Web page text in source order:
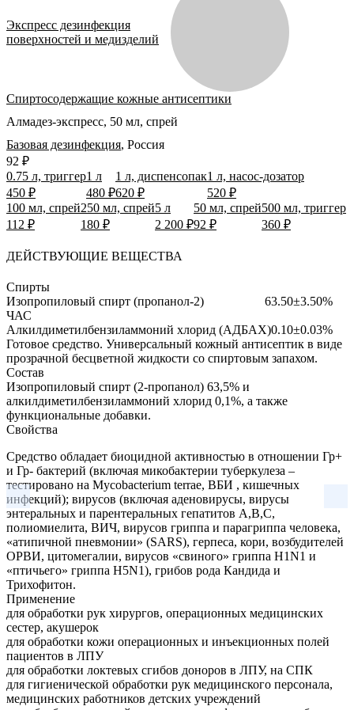
Экспресс дезинфекция
поверхностей и медизделий
Спиртосодержащие кожные антисептики
Алмадез-экспресс, 50 мл, спрей
Базовая дезинфекция, Россия
0.75 л, триггер
450 ₽
1 л
480 ₽
1 л, диспенсопак
620 ₽
1 л, насос-дозатор
520 ₽
100 мл, спрей
112 ₽
250 мл, спрей
180 ₽
5 л
2 200 ₽
50 мл, спрей
92 ₽
500 мл, триггер
360 ₽
ДЕЙСТВУЮЩИЕ ВЕЩЕСТВА
Спирты
Изопропиловый спирт (пропанол-2)
63.50±3.50%
ЧАС
Алкилдиметилбензиламмоний хлорид (АДБАХ)0.10±0.03%
Готовое средство. Универсальный кожный антисептик в виде
прозрачной бесцветной жидкости со спиртовым запахом.
Состав
Изопропиловый спирт (2-пропанол) 63,5% и
алкилдиметилбензиламмоний хлорид 0,1%, а также
функциональные добавки.
Свойства
Средство обладает биоцидной активностью в отношении Гр+
и Гр- бактерий (включая микобактерии туберкулеза –
тестировано на Mycobacterium terrae, ВБИ , кишечных
инфекций); вирусов (включая аденовирусы, вирусы
энтеральных и парентеральных гепатитов A,B,С,
полиомиелита, ВИЧ, вирусов гриппа и парагриппа человека,
«атипичной пневмонии» (SARS), герпеса, кори, возбудителей
ОРВИ, цитомегалии, вирусов «свиного» гриппа H1N1 и
«птичьего» гриппа H5N1), грибов рода Кандида и
Трихофитон.
Применение
для обработки рук хирургов, операционных медицинских
сестер, акушерок
для обработки кожи операционных и инъекционных полей
пациентов в ЛПУ
для обработки локтевых сгибов доноров в ЛПУ, на СПК
для гигиенической обработки рук медицинского персонала,
медицинских работников детских учреждений
92 ₽